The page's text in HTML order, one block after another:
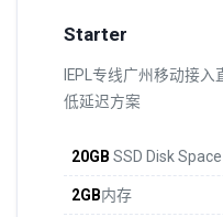
Starter
IEPL专线广州移动接
低延迟方案
20GB SSD Disk Space
2GB内存